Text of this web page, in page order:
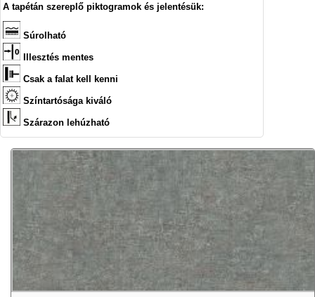
A tapétán szereplő piktogramok és jelentésük:
Súrolható
Illesztés mentes
Csak a falat kell kenni
Színtartósága kiváló
Szárazon lehúzható